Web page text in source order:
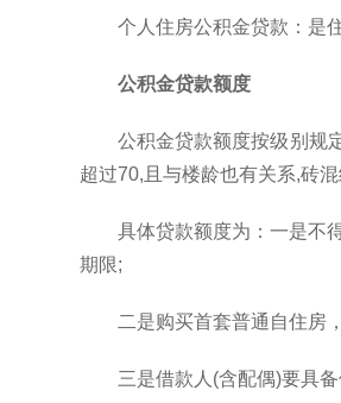
个人住房公积金贷款：是
公积金贷款额度
公积金贷款额度按级别规
超过70,且与楼龄也有关系,砖
具体贷款额度为：一是不
期限;
二是购买首套普通自住房
三是借款人(含配偶)要具